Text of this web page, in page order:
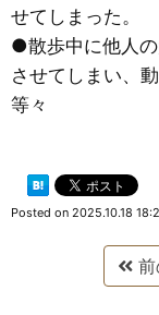
せてしまった。
●散歩中に他人
させてしまい、
等々
Posted on 2025.10.18